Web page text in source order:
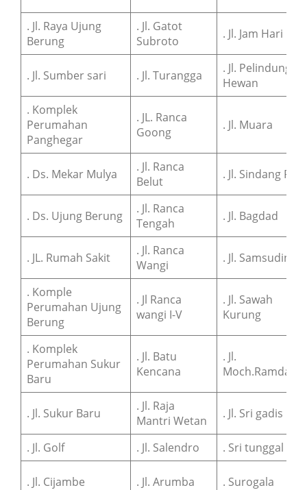
. Jl. Raya Ujung
Berung
. Jl. Gatot
Subroto
. Jl. Jam Hari
. Jl. Sumber sari . Jl. Turangga
. Jl. Pelindung
Hewan
. Komplek
Perumahan
Panghegar
. JL. Ranca
Goong
. Jl. Muara
. Ds. Mekar Mulya
. Jl. Ranca
Belut
. Jl. Sindang Pala
. Ds. Ujung Berung
. Jl. Ranca
Tengah
. Jl. Bagdad
. JL. Rumah Sakit
. Jl. Ranca
Wangi
. Jl. Samsudin
. Komple
Perumahan Ujung
Berung
. Jl Ranca
wangi I-V
. Jl. Sawah
Kurung
. Komplek
Perumahan Sukur
Baru
. Jl. Batu
Kencana
. Jl.
Moch.Ramdan
. Jl. Sukur Baru
. Jl. Raja
Mantri Wetan
. Jl. Sri gadis
. Jl. Golf . Jl. Salendro . Sri tunggal
. Jl. Cijambe . Jl. Arumba . Surogala